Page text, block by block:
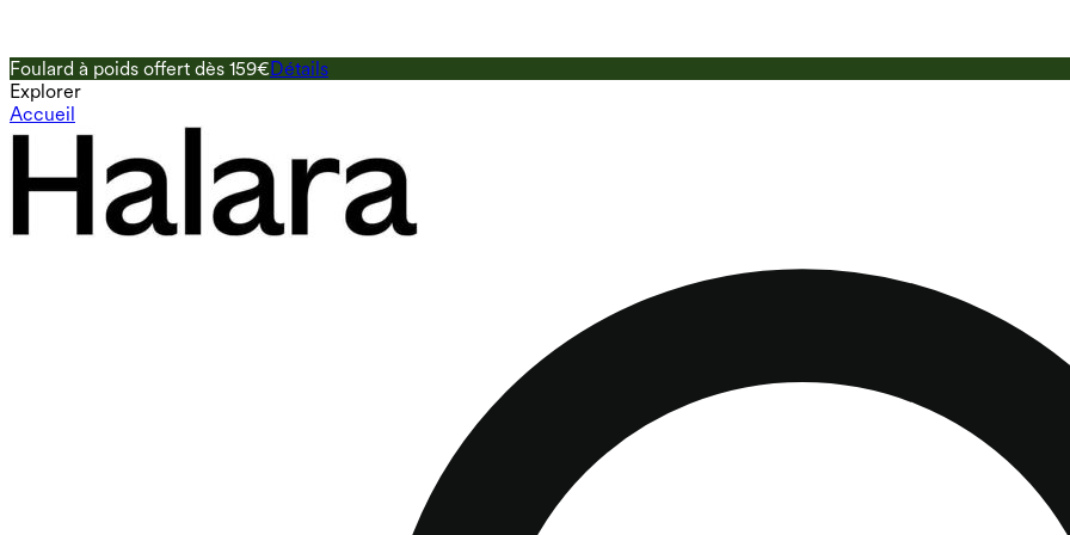
Foulard à poids offert dès 159€Détails
Explorer
Accueil